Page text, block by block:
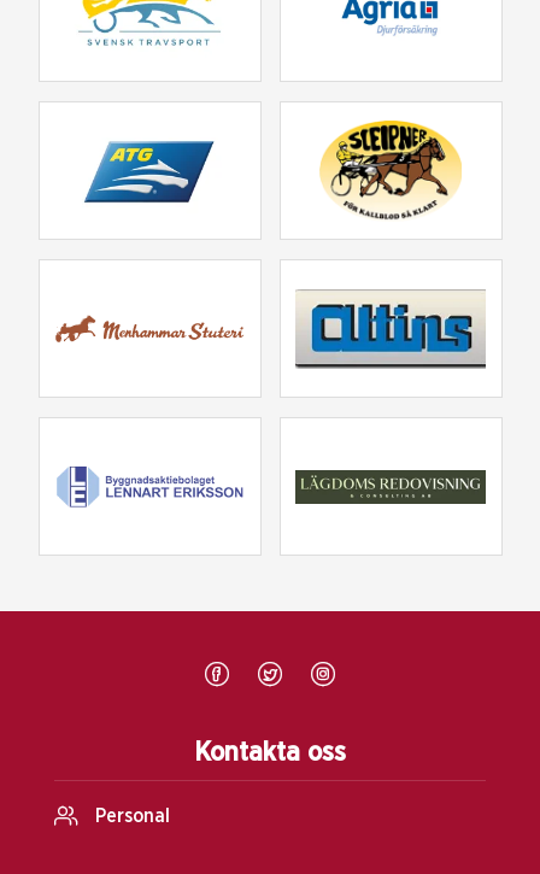
Kontakta oss
Personal